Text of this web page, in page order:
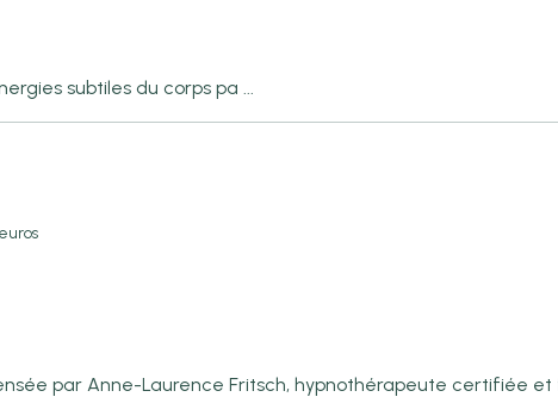
subtiles du corps pa ...
par Anne-Laurence Fritsch, hypnothérapeute certifiée